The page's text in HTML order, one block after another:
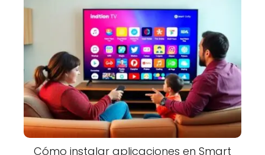
Cómo instalar aplicaciones en Smart